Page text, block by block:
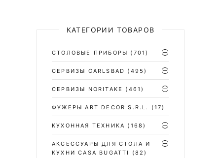
КАТЕГОРИИ ТОВАРОВ
СТОЛОВЫЕ ПРИБОРЫ (701)
CЕРВИЗЫ CARLSBAD (495)
СЕРВИЗЫ NORITAKE (461)
ФУЖЕРЫ ART DECOR S.R.L. (17)
КУХОННАЯ ТЕХНИКА (168)
АКСЕССУАРЫ ДЛЯ СТОЛА И
КУХНИ CASA BUGATTI
(82)